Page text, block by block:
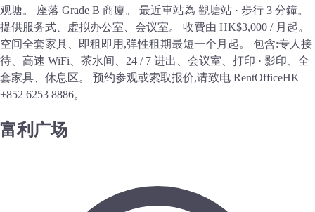
观塘。 座落 Grade B 商廈。 最近車站為 觀塘站 · 步行 3 分鐘。
提供服务式、虚拟办公室、会议室。 收費由 HK$3,000 / 月起。
空间全套家具、即租即用,弹性租期最短一个月起。 包含:专人接
待、高速 WiFi、茶水间、24 / 7 进出、会议室、打印 · 影印、全
套家具、休息区。 预约参观或索取报价,请致电 RentOfficeHK
+852 6253 8886。
富利广场